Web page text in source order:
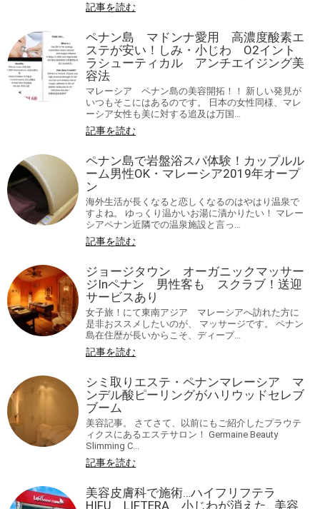
記事を読む
ペナン島 マドンナ愛用 高濃度酸素エ
ステが安い！しみ・小じわ O2イント
ラシューティカル アンチエイジング美
容法
マレーシア ペナン島の美容開拓！！ 新しい発見が
いつもそこにはあるのです。 日本の女性同様、マレ
ーシア女性も美に対する追及は万国...
記事を読む
ペナン島で岩盤浴スパ体験！カップルル
ーム男性OK・マレーシア2019年オープ
ン
海外生活が長くなると恋しくなるのはやはり温泉で
すよね。 ゆっくり温かいお湯に漬かりたい！ マレー
シアペナン近隣での温泉施設と言っ...
記事を読む
ジョージタウン オーガニックマッサー
ジInペナン 男性客も スクラブ！送迎
サービスあり
女子旅！にて東南アジア マレーシアへ訪れた方に
是非おススメしたいのが、 マッサージです。 ペナン
島在住歴が長いからこそ、ディープ...
記事を読む
シミ取りエステ・ペナンマレーシア マ
ンデル酸ピーリングがハリウッドセレブ
ブーム
美容記事。 さてさて、以前にもご紹介したプラウテ
ィクスにあるエステサロン！ Germaine Beauty
Slimming C...
記事を読む
美容皮膚科で施術…ハイフリフテラ
HIFU LIFTERA 小じわが消えた…美容